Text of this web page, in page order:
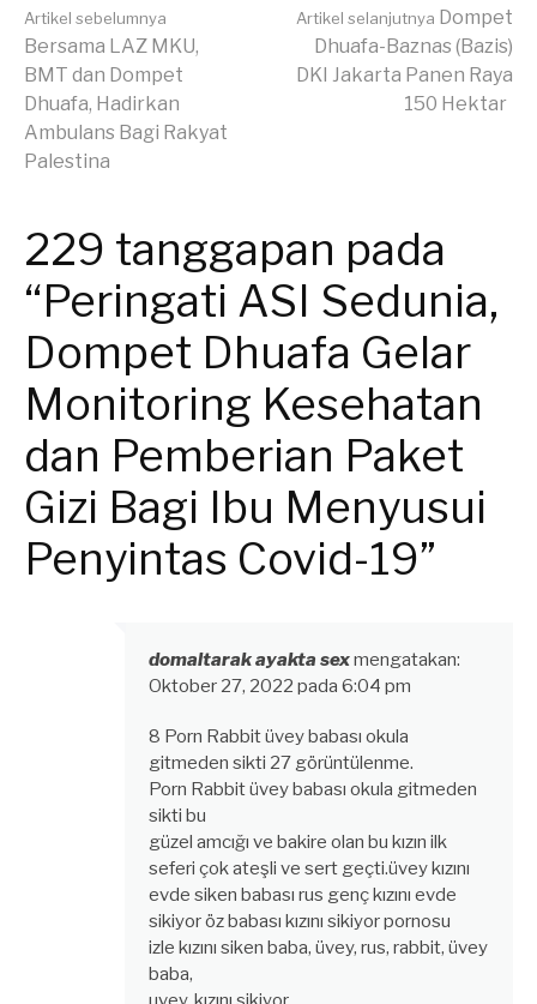
Lanjut
Membaca
Artikel sebelumnya
Bersama LAZ MKU,
BMT dan Dompet
Dhuafa, Hadirkan
Ambulans Bagi Rakyat
Palestina
Artikel selanjutnya Dompet
Dhuafa-Baznas (Bazis)
DKI Jakarta Panen Raya
150 Hektar
229 tanggapan pada
“Peringati ASI Sedunia,
Dompet Dhuafa Gelar
Monitoring Kesehatan
dan Pemberian Paket
Gizi Bagi Ibu Menyusui
Penyintas Covid-19”
domaltarak ayakta sexmengatakan:
Oktober 27, 2022 pada 6:04 pm
8 Porn Rabbit üvey babası okula
gitmeden sikti 27 görüntülenme.
Porn Rabbit üvey babası okula gitmeden
sikti bu
güzel amcığı ve bakire olan bu kızın ilk
seferi çok ateşli ve sert geçti.üvey kızını
evde siken babası rus genç kızını evde
sikiyor öz babası kızını sikiyor pornosu
izle kızını siken baba, üvey, rus, rabbit, üvey
baba,